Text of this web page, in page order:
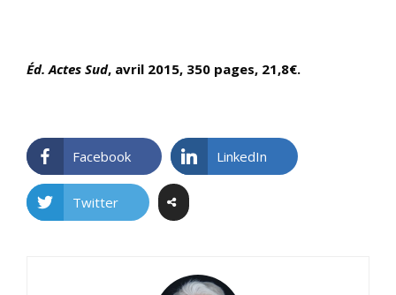
Éd. Actes Sud, avril 2015, 350 pages, 21,8€.
Facebook LinkedIn
Twitter